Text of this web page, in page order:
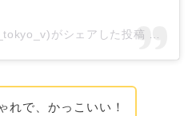
がシェアした投稿
れで、かっこいい！